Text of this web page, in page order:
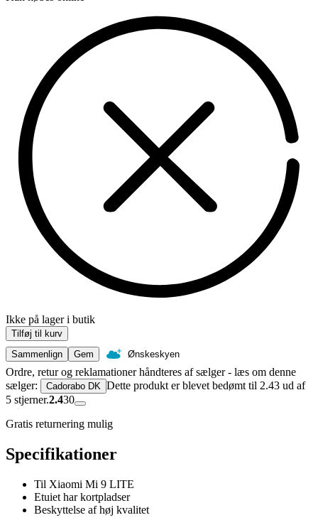
Ikke på lager i butik
Tilføj til kurv
Sammenlign
Gem Ønskeskyen
Ordre, retur og reklamationer håndteres af sælger - læs om denne
sælger:
Cadorabo DK Dette produkt er blevet bedømt til 2.43 ud af
5 stjerner.2.430
Gratis returnering mulig
Specifikationer
Til Xiaomi Mi 9 LITE
Etuiet har kortpladser
Beskyttelse af høj kvalitet